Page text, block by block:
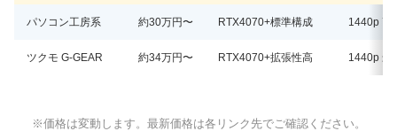
パソコン工房系 約30万円〜 RTX4070+標準構成 1440p 高
ツクモ G-GEAR 約34万円〜 RTX4070+拡張性高 1440p 最
※価格は変動します。最新価格は各リンク先でご確認ください。